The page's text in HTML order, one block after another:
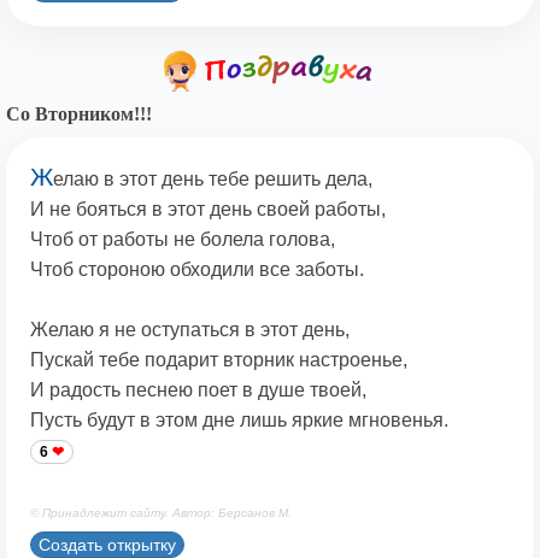
Со Вторником!!!
Желаю в этот день тебе решить дела,
И не бояться в этот день своей работы,
Чтоб от работы не болела голова,
Чтоб стороною обходили все заботы.
Желаю я не оступаться в этот день,
Пускай тебе подарит вторник настроенье,
И радость песнею поет в душе твоей,
Пусть будут в этом дне лишь яркие мгновенья.
6
© Принадлежит сайту. Автор: Берсанов М.
Создать открытку